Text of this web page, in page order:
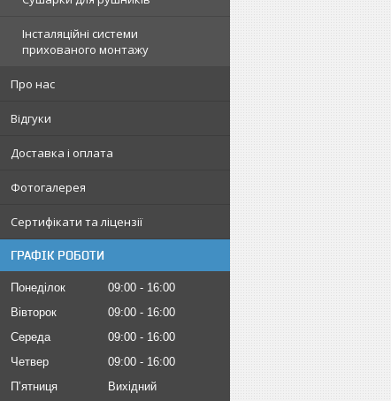
Інсталяційні системи
прихованого монтажу
Про нас
Відгуки
Доставка і оплата
Фотогалерея
Сертифікати та ліцензії
ГРАФІК РОБОТИ
Понеділок 09:00
16:00
Вівторок
09:00
16:00
Середа
09:00
16:00
Четвер
09:00
16:00
Пʼятниця
Вихідний